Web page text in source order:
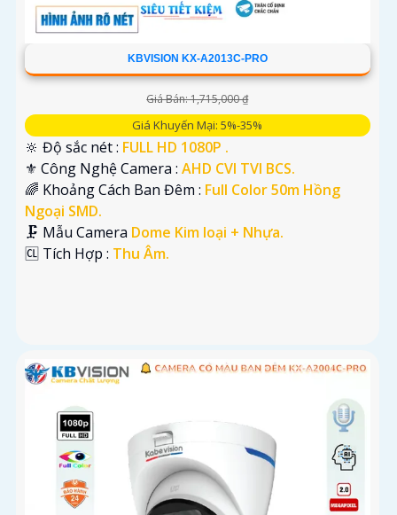
KBVISION KX-A2013C-PRO
Giá Bán: 1,715,000 ₫
Giá Khuyến Mại: 5%-35%
🔆 Độ sắc nét : FULL HD 1080P .
⚜️ Công Nghệ Camera : AHD CVI TVI BCS.
🌈 Khoảng Cách Ban Đêm : Full Color 50m Hồng
Ngoại SMD.
🗜️ Mẫu Camera Dome Kim loại + Nhựa.
️🆑 Tích Hợp : Thu Âm.